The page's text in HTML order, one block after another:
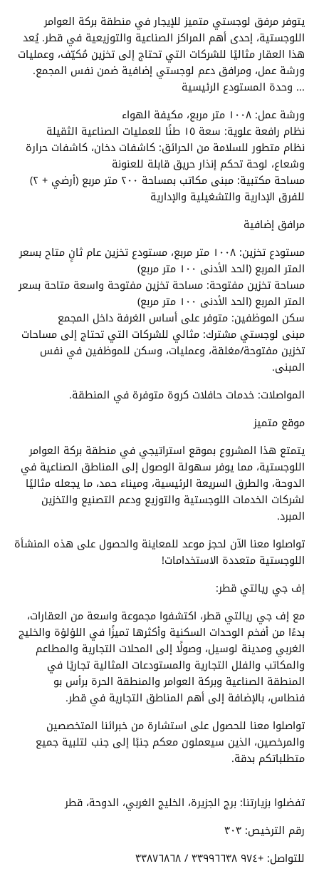
يتوفر مرفق لوجستي متميز للإيجار في منطقة بركة العوامر
اللوجستية، إحدى أهم المراكز الصناعية والتوزيعية في قطر. يُعد
هذا العقار مثاليًا للشركات التي تحتاج إلى تخزين مُكيّف، وعمليات
ورشة عمل، ومرافق دعم لوجستي إضافية ضمن نفس المجمع.
... وحدة المستودع الرئيسية
ورشة عمل: ١٠٠٨ متر مربع، مكيفة الهواء
نظام رافعة علوية: سعة ١٥ طنًا للعمليات الصناعية الثقيلة
نظام متطور للسلامة من الحرائق: كاشفات دخان، كاشفات حرارة
وشعاع، لوحة تحكم إنذار حريق قابلة للعنونة
مساحة مكتبية: مبنى مكاتب بمساحة ٢٠٠ متر مربع (أرضي + ٢)
للفرق الإدارية والتشغيلية والإدارية
مرافق إضافية
مستودع تخزين: ١٠٠٨ متر مربع، مستودع تخزين عام ثانٍ متاح بسعر
المتر المربع (الحد الأدنى ١٠٠ متر مربع)
مساحة تخزين مفتوحة: مساحة تخزين مفتوحة واسعة متاحة بسعر
المتر المربع (الحد الأدنى ١٠٠ متر مربع)
سكن الموظفين: متوفر على أساس الغرفة داخل المجمع
مبنى لوجستي مشترك: مثالي للشركات التي تحتاج إلى مساحات
تخزين مفتوحة/مغلقة، وعمليات، وسكن للموظفين في نفس
المبنى.
المواصلات: خدمات حافلات كروة متوفرة في المنطقة.
موقع متميز
يتمتع هذا المشروع بموقع استراتيجي في منطقة بركة العوامر
اللوجستية، مما يوفر سهولة الوصول إلى المناطق الصناعية في
الدوحة، والطرق السريعة الرئيسية، وميناء حمد، ما يجعله مثاليًا
لشركات الخدمات اللوجستية والتوزيع ودعم التصنيع والتخزين
المبرد.
تواصلوا معنا الآن لحجز موعد للمعاينة والحصول على هذه المنشأة
اللوجستية متعددة الاستخدامات!
إف جي ريالتي قطر:
مع إف جي ريالتي قطر، اكتشفوا مجموعة واسعة من العقارات،
بدءًا من أفخم الوحدات السكنية وأكثرها تميزًا في اللؤلؤة والخليج
الغربي ومدينة لوسيل، وصولًا إلى المحلات التجارية والمطاعم
والمكاتب والفلل التجارية والمستودعات المثالية تجاريًا في
المنطقة الصناعية وبركة العوامر والمنطقة الحرة برأس بو
فنطاس، بالإضافة إلى أهم المناطق التجارية في قطر.
تواصلوا معنا للحصول على استشارة من خبرائنا المتخصصين
والمرخصين، الذين سيعملون معكم جنبًا إلى جنب لتلبية جميع
متطلباتكم بدقة.
تفضلوا بزيارتنا: برج الجزيرة، الخليج الغربي، الدوحة، قطر
رقم الترخيص: ٣٠٣
للتواصل: +٩٧٤ ٣٣٩٩٦٦٣٨ / ٣٣٨٧٦٨٦٨